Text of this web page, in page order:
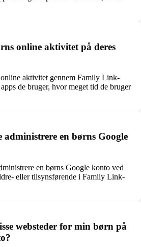
online aktivitet på deres
aktivitet gennem Family Link-
de bruger, hvor meget tid de bruger
en børns Google
en børns Google konto ved
eller tilsynsførende i Family Link-
websteder for min børn på